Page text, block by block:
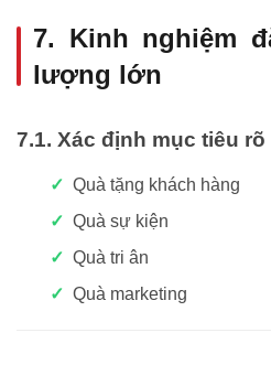
7. Kinh nghiệm
lượng lớn
7.1. Xác định mục tiêu rõ
Quà tặng khách hàng
Quà sự kiện
Quà tri ân
Quà marketing